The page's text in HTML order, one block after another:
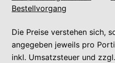
Bestellvorgang
Die Preise verstehen sich,
angegeben jeweils pro
inkl. Umsatzsteuer und